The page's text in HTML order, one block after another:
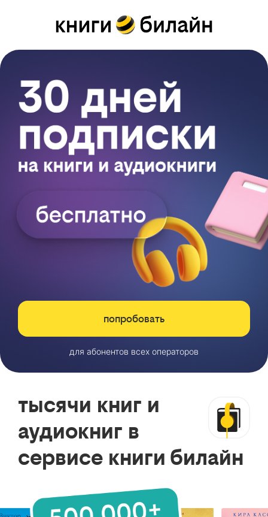
попробовать
для абонентов всех операторов
тысячи книг и
аудиокниг в
сервисе книги билайн